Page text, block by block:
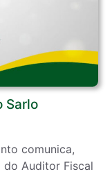
Sarlo
comunica,
Auditor Fiscal